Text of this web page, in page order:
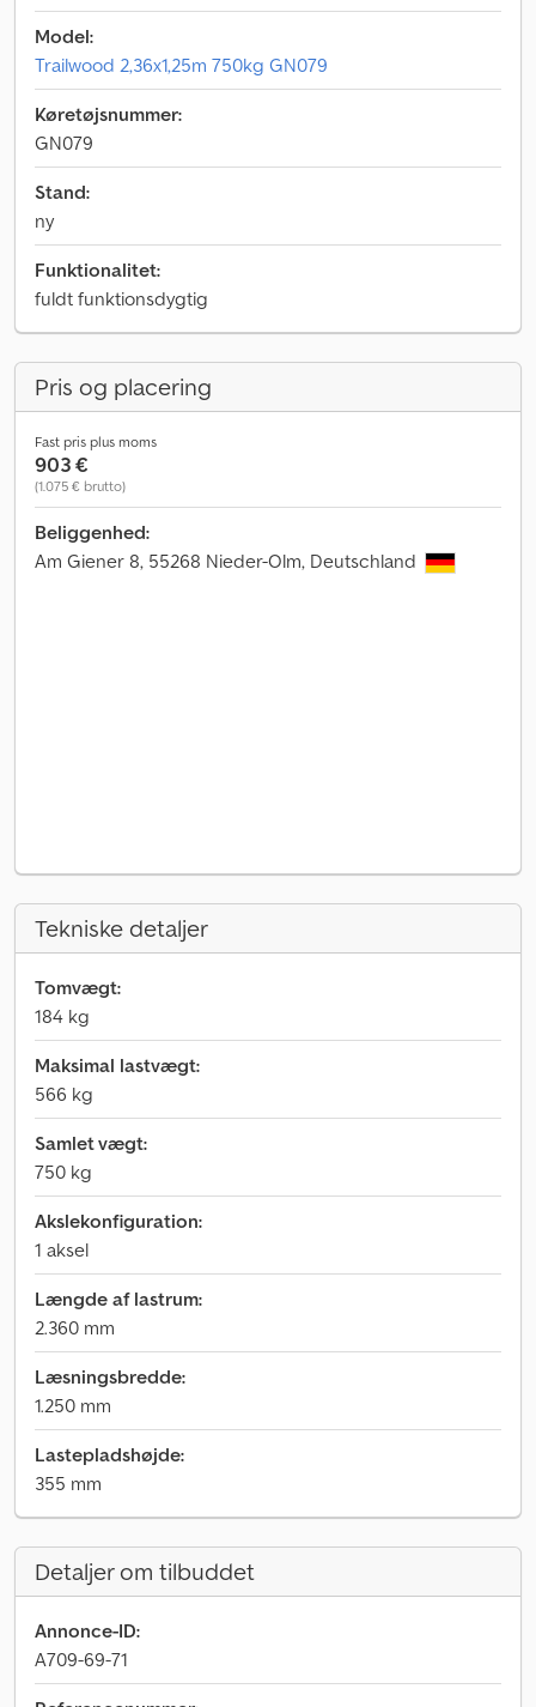
Model:
Trailwood 2,36x1,25m 750kg GN079
Køretøjsnummer:
GN079
Stand:
ny
Funktionalitet:
fuldt funktionsdygtig
Pris og placering
Fast pris plus moms
903 €
(1.075 € brutto)
Beliggenhed:
Am Giener 8, 55268 Nieder-Olm, Deutschland
Tekniske detaljer
Tomvægt:
184 kg
Maksimal lastvægt:
566 kg
Samlet vægt:
750 kg
Akslekonfiguration:
1 aksel
Længde af lastrum:
2.360 mm
Læsningsbredde:
1.250 mm
Lastepladshøjde:
355 mm
Detaljer om tilbuddet
Annonce-ID:
A709-69-71